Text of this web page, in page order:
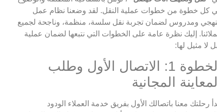
كل خطوة من خطوات عملية النقل. لقد وضعنا نظام عمل
ومدروس لضمان تجربة نقل سلسة، منظمة، وناجحة لجميع
إليك نظرة عامة على الخطوات التي نتبعها لضمان عملية
لا مثيل لها:
الخطوة 1: الاتصال الأول وطلب
المجانية
رحلتك معنا باتصالك الأول بفريق خدمة العملاء الودود